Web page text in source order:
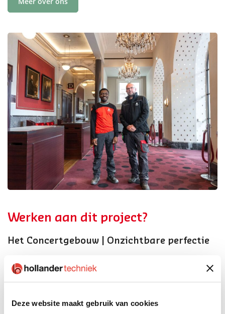
Deze website maakt gebruik van cookies
Werken aan dit project?
Het Concertgebouw | Onzichtbare perfectie
Sinds 2007 werkt Hollander Techniek aan het verduurzamen
en moderniseren van het iconische Concertgebouw, zonder
vervangen van honderden licht- en dataverbindingen tot